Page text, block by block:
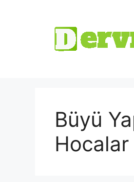
Büyü
Hocalar